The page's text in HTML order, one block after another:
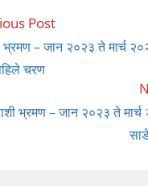
Post
भ्रमण – जान २०२३ ते मार्च
चरण
भ्रमण – जान २०२३ ते